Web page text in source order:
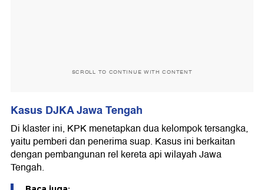
SCROLL TO CONTINUE WITH CONTENT
Kasus DJKA Jawa Tengah
Di klaster ini, KPK menetapkan dua kelompok tersangka,
yaitu pemberi dan penerima suap. Kasus ini berkaitan
dengan pembangunan rel kereta api wilayah Jawa
Tengah.